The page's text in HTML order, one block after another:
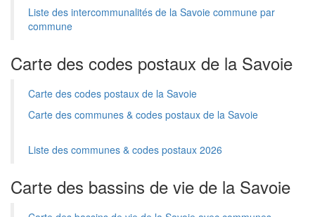
Liste des intercommunalités de la Savoie commune par
commune
Carte des codes postaux de la Savoie
Carte des codes postaux de la Savoie
Carte des communes & codes postaux de la Savoie
Liste des communes & codes postaux 2026
Carte des bassins de vie de la Savoie